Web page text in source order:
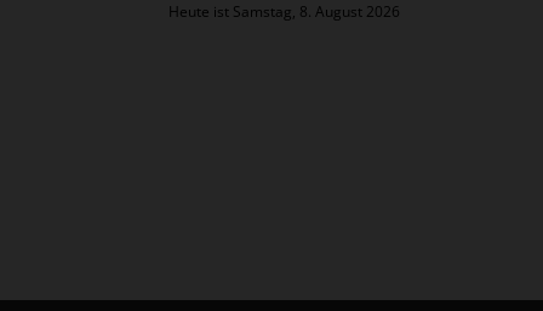
Heute ist Samstag, 8. August 2026